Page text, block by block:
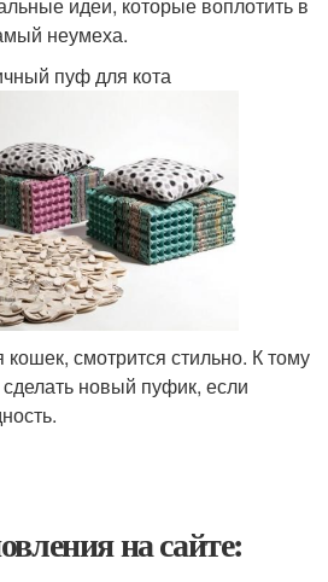
неумеха.
пуф для кота
смотрится стильно. К тому
новый пуфик, если
на сайте: